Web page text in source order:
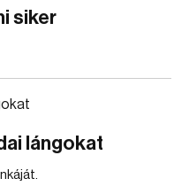
siker
lángokat